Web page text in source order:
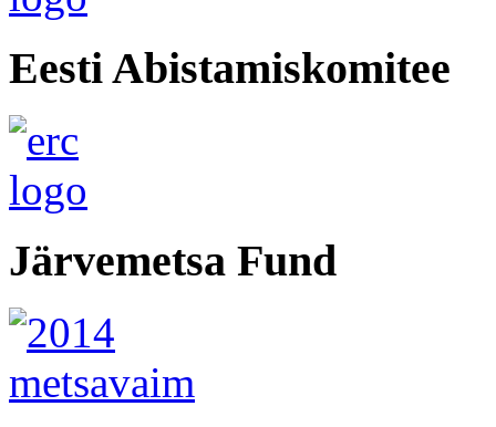
Eesti Abistamiskomitee
Järvemetsa Fund